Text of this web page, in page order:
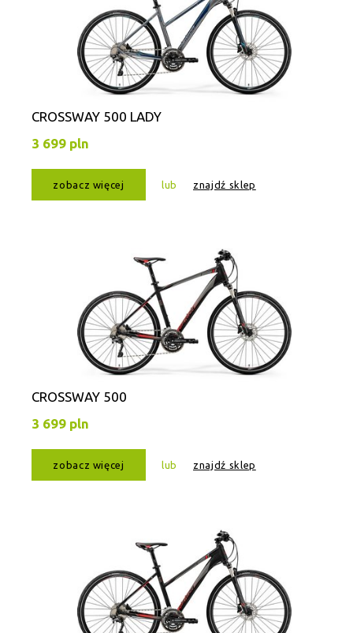
CROSSWAY 500 LADY
3 699 pln
zobacz więcej lub znajdź sklep
CROSSWAY 500
3 699 pln
zobacz więcej lub znajdź sklep